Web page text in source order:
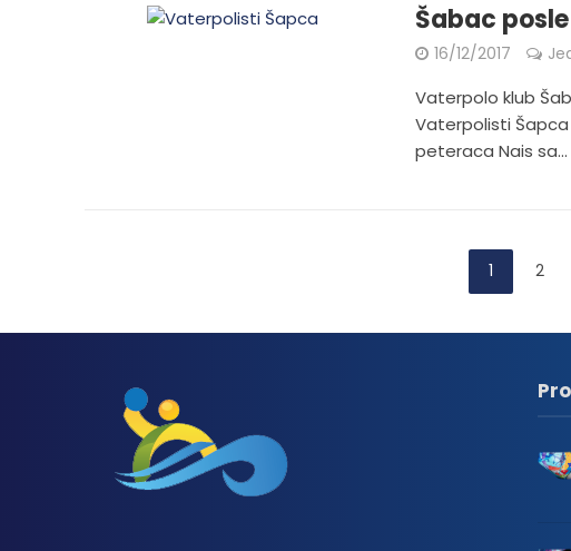
Šabac
16/12/2017
Vaterpolo klub
Vaterpolisti
peteraca Nais sa...
1 2